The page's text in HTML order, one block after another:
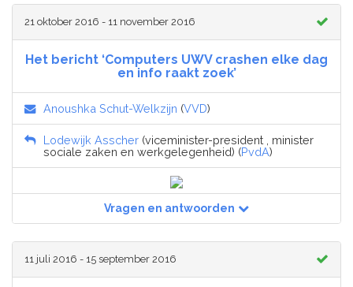
21 oktober 2016 - 11 november 2016
Het bericht ‘Computers UWV crashen elke dag
en info raakt zoek’
Anoushka Schut-Welkzijn (VVD)
Lodewijk Asscher (viceminister-president , minister
sociale zaken en werkgelegenheid) (PvdA)
Vragen en antwoorden
11 juli 2016 - 15 september 2016